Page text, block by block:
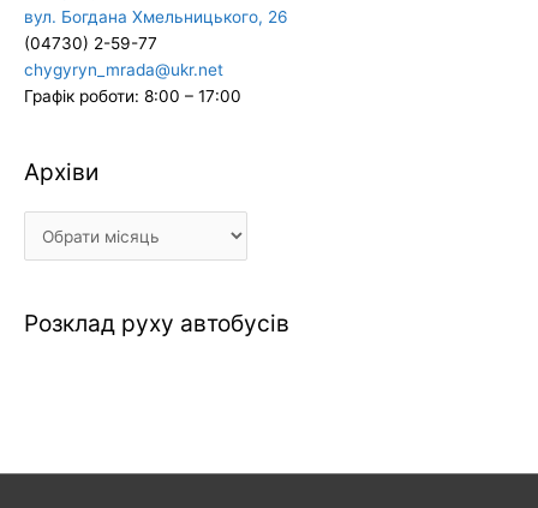
вул. Богдана Хмельницького, 26
(04730) 2-59-77
chygyryn_mrada@ukr.net
Графік роботи: 8:00 – 17:00
Архіви
Архіви
Розклад руху автобусів